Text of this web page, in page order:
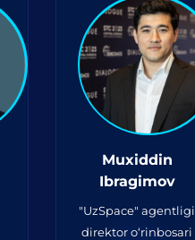
Muxiddin
Ibragimov
"UzSpace" agentligi
direktor o‘rinbosari